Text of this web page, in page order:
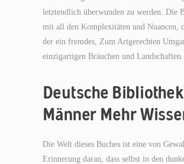
letztendlich überwunden zu werden. Die
mit all den Komplexitäten und Nuancen,
der ein fremdes, Zum Artgerechten
einzigartigen Bräuchen und Landschaften.
Deutsche
Männer Mehr
Die Welt dieses Buches ist eine von
Erinnerung daran, dass selbst in den